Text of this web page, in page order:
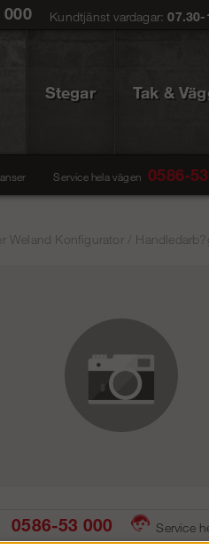
000 Kundtjänst vardagar:07.30-
Stegar Tak &
Service hela vägen 0586-
Weland Konfigurator/
0586-53 000
Service